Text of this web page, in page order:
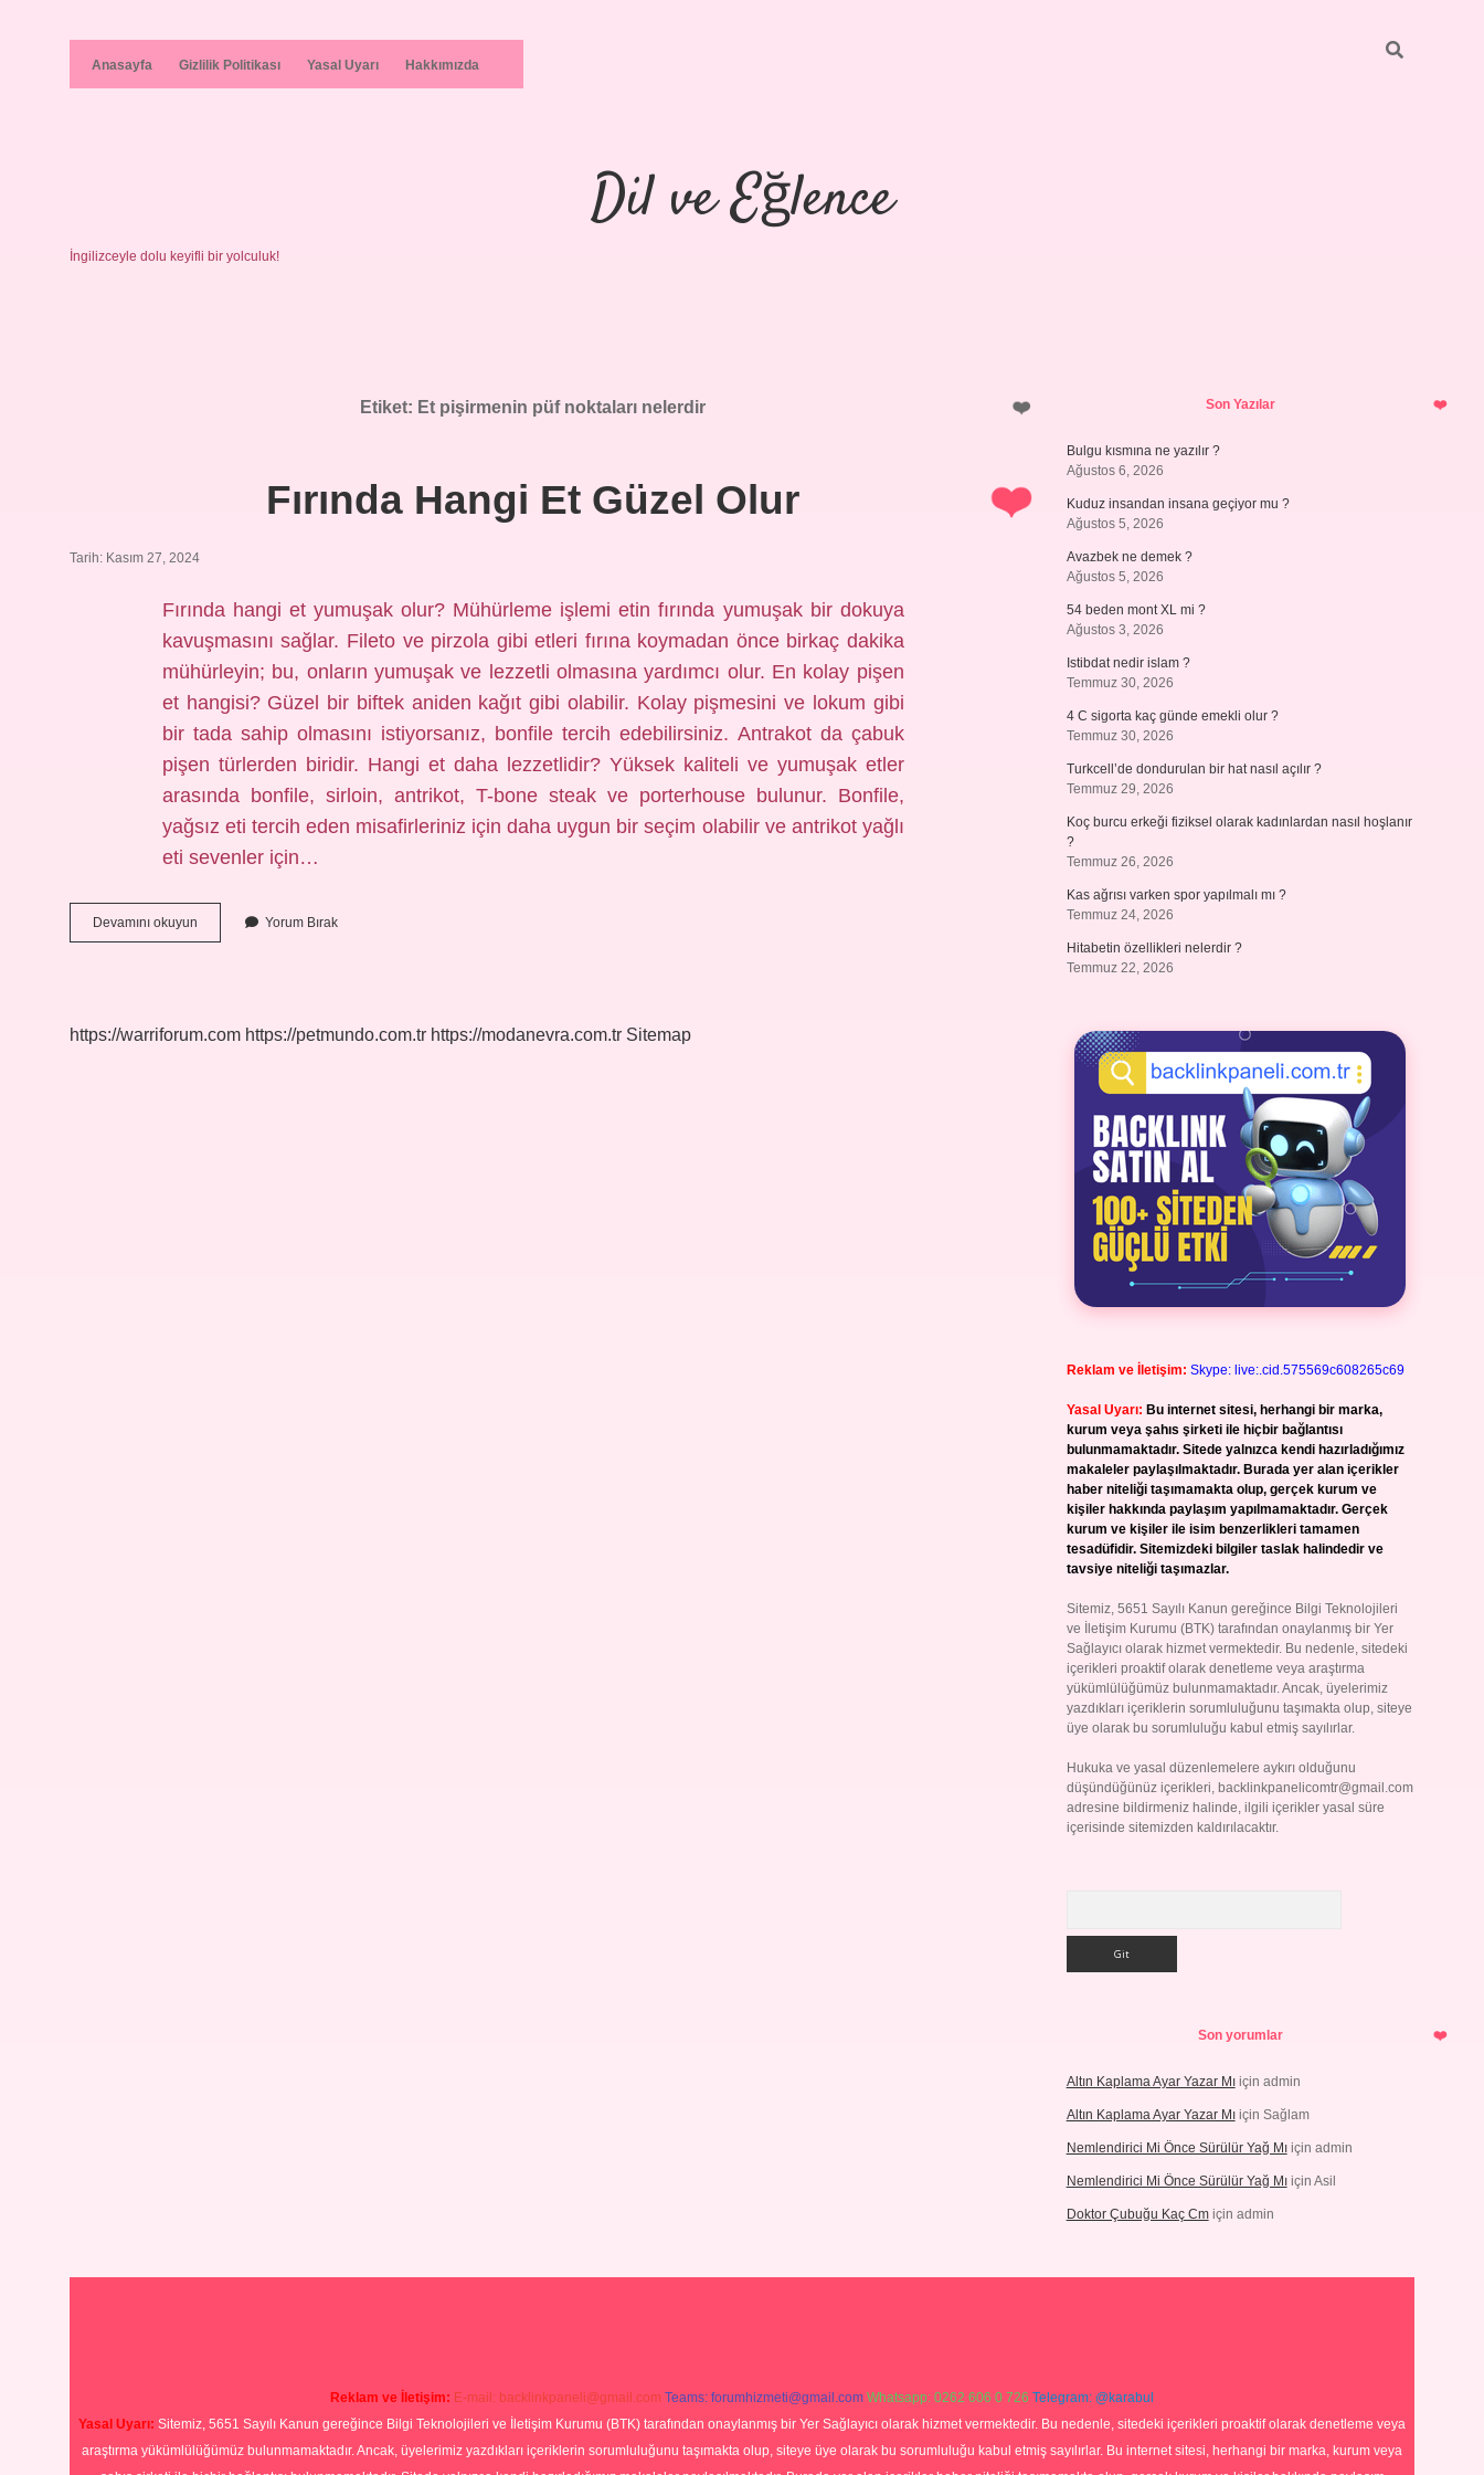
Anasayfa Gizlilik Politikası Yasal Uyarı Hakkımızda
Dil ve Eğlence
İngilizceyle dolu keyifli bir yolculuk!
Etiket: Et pişirmenin püf noktaları nelerdir
Fırında Hangi Et Güzel Olur
Tarih: Kasım 27, 2024
Fırında hangi et yumuşak olur? Mühürleme işlemi etin fırında yumuşak bir dokuya
kavuşmasını sağlar. Fileto ve pirzola gibi etleri fırına koymadan önce birkaç dakika
mühürleyin; bu, onların yumuşak ve lezzetli olmasına yardımcı olur. En kolay pişen
et hangisi? Güzel bir biftek aniden kağıt gibi olabilir. Kolay pişmesini ve lokum gibi
bir tada sahip olmasını istiyorsanız, bonfile tercih edebilirsiniz. Antrakot da çabuk
pişen türlerden biridir. Hangi et daha lezzetlidir? Yüksek kaliteli ve yumuşak etler
arasında bonfile, sirloin, antrikot, T-bone steak ve porterhouse bulunur. Bonfile,
yağsız eti tercih eden misafirleriniz için daha uygun bir seçim olabilir ve antrikot yağlı
eti sevenler için…
Devamını okuyun
Hangi
Yorum Bırak
https://warriforum.com https://petmundo.com.tr https://modanevra.com.tr Sitemap
SidebarSon Yazılar
Bulgu kısmına ne yazılır ?
Ağustos 6, 2026
Kuduz insandan insana geçiyor mu ?
Ağustos 5, 2026
Avazbek ne demek ?
Ağustos 5, 2026
54 beden mont XL mi ?
Ağustos 3, 2026
Istibdat nedir islam ?
Temmuz 30, 2026
4 C sigorta kaç günde emekli olur ?
Temmuz 30, 2026
Turkcell’de dondurulan bir hat nasıl açılır ?
Temmuz 29, 2026
Koç burcu erkeği fiziksel olarak kadınlardan nasıl hoşlanır
?
Temmuz 26, 2026
Kas ağrısı varken spor yapılmalı mı ?
Temmuz 24, 2026
Hitabetin özellikleri nelerdir ?
Temmuz 22, 2026
Reklam ve İletişim: Skype: live:.cid.575569c608265c69
Yasal Uyarı: Bu internet sitesi, herhangi bir marka,
kurum veya şahıs şirketi ile hiçbir bağlantısı
bulunmamaktadır. Sitede yalnızca kendi hazırladığımız
makaleler paylaşılmaktadır. Burada yer alan içerikler
haber niteliği taşımamakta olup, gerçek kurum ve
kişiler hakkında paylaşım yapılmamaktadır. Gerçek
kurum ve kişiler ile isim benzerlikleri tamamen
tesadüfidir. Sitemizdeki bilgiler taslak halindedir ve
tavsiye niteliği taşımazlar.
Sitemiz, 5651 Sayılı Kanun gereğince Bilgi Teknolojileri
ve İletişim Kurumu (BTK) tarafından onaylanmış bir Yer
Sağlayıcı olarak hizmet vermektedir. Bu nedenle, sitedeki
içerikleri proaktif olarak denetleme veya araştırma
yükümlülüğümüz bulunmamaktadır. Ancak, üyelerimiz
yazdıkları içeriklerin sorumluluğunu taşımakta olup, siteye
üye olarak bu sorumluluğu kabul etmiş sayılırlar.
Hukuka ve yasal düzenlemelere aykırı olduğunu
düşündüğünüz içerikleri, backlinkpanelicomtr@gmail.com
adresine bildirmeniz halinde, ilgili içerikler yasal süre
içerisinde sitemizden kaldırılacaktır.
Son yorumlar
Altın Kaplama Ayar Yazar Mıiçin admin
Altın Kaplama Ayar Yazar Mıiçin Sağlam
Nemlendirici Mi Önce Sürülür Yağ Mıiçin admin
Nemlendirici Mi Önce Sürülür Yağ Mıiçin Asil
Doktor Çubuğu Kaç Cmiçin admin
Reklam ve İletişim: E-mail: backlinkpaneli@gmail.com Teams: forumhizmeti@gmail.com Whatsapp: 0262 606 0 726 Telegram: @karabul
Yasal Uyarı: Sitemiz, 5651 Sayılı Kanun gereğince Bilgi Teknolojileri ve İletişim Kurumu (BTK) tarafından onaylanmış bir Yer Sağlayıcı olarak hizmet vermektedir. Bu nedenle, sitedeki içerikleri proaktif olarak denetleme veya
araştırma yükümlülüğümüz bulunmamaktadır. Ancak, üyelerimiz yazdıkları içeriklerin sorumluluğunu taşımakta olup, siteye üye olarak bu sorumluluğu kabul etmiş sayılırlar. Bu internet sitesi, herhangi bir marka, kurum veya